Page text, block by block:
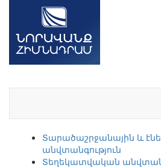
Տարածաշրջանային և
անվտանգություն
Տեղեկատվական